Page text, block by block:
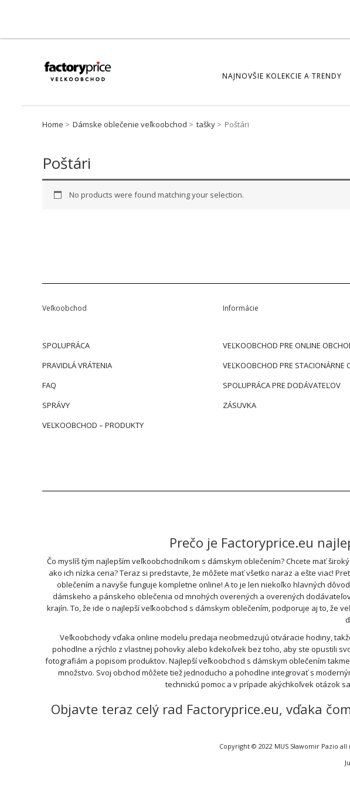
NAJNOVŠIE KOLEKCIE A TRENDY
Home Dámske oblečenie veľkoobchod tašky Poštári
Poštári
No products were found matching your selection.
Veľkoobchod
SPOLUPRÁCA
PRAVIDLÁ VRÁTENIA
FAQ
SPRÁVY
VEĽKOOBCHOD – PRODUKTY
Informácie
VEĽKOOBCHOD PRE ONLINE
VEĽKOOBCHOD PRE STACIONÁRNE
SPOLUPRÁCA PRE DODÁVATEĽOV
ZÁSUVKA
Prečo je Factoryprice.eu
Čo myslíš tým najlepším veľkoobchodníkom s dámskym oblečením? Chcete mať
ako ich nízka cena? Teraz si predstavte, že môžete mať všetko naraz a ešte viac!
oblečením a navyše funguje kompletne online! A to je len niekoľko hlavných
dámskeho a pánskeho oblečenia od mnohých overených a overených
krajín. To, že ide o najlepší veľkoobchod s dámskym oblečením, podporuje aj to, že
Veľkoobchody vďaka online modelu predaja neobmedzujú otváracie hodiny,
pohodlne a rýchlo z vlastnej pohovky alebo kdekoľvek bez toho, aby ste opustili
fotografiám a popisom produktov. Najlepší veľkoobchod s dámskym oblečením
množstvo. Svoj obchod môžete tiež jednoducho a pohodlne integrovať s
technickú pomoc a v prípade akýchkoľvek otázok
Objavte teraz celý rad Factoryprice.eu, vďaka
Copyright © 2022 MUS Sławomir Pazio